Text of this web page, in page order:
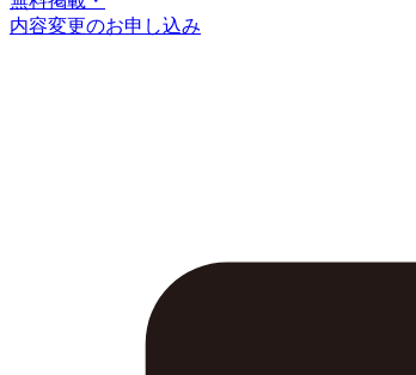
内容変更のお申し込み